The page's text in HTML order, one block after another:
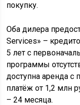
покупку.
Оба дилера
Services» –
5 лет с
программы
доступна аренда
платёж от 1,2 млн
– 24 месяца.